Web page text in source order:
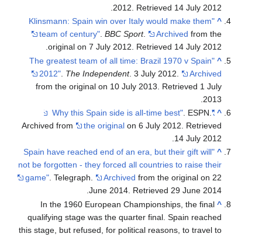
2012. Retrieved
.
"Klinsmann: Spain win over Italy would make
team of century".BBC Sport. Archived
original on 7 July 2012. Retrieved
.
"The greatest team of all time: Brazil 1970 v
2012".The Independent. 3 July 2012.
from the original on 10 July 2013. Retrieved
Archived from
the original on 6 July 2012
"Spain have reached end of an era, but their gift
not be forgotten - they forced all countries to raise
game". Telegraph. Archivedfrom the original
June 2014. Retrieved
.
In the 1960 European Championships, the
qualifying stage was the quarter final. Spain reached
this stage, but refused, for political reasons, to